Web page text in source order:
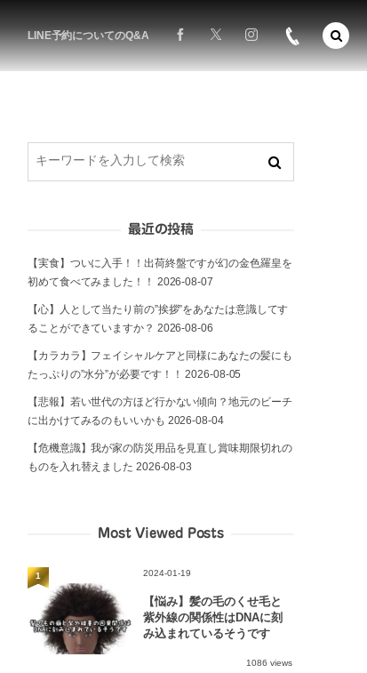
LINE予約についてのQ&A
最近の投稿
【実食】ついに入手！！出荷終盤ですが幻の金色羅皇を
初めて食べてみました！！ 2026-08-07
【心】人として当たり前の”挨拶”をあなたは意識してす
ることができていますか？ 2026-08-06
【カラカラ】フェイシャルケアと同様にあなたの髪にも
たっぷりの”水分”が必要です！！ 2026-08-05
【悲報】若い世代の方ほど行かない傾向？地元のビーチ
に出かけてみるのもいいかも 2026-08-04
【危機意識】我が家の防災用品を見直し賞味期限切れの
ものを入れ替えました 2026-08-03
Most Viewed Posts
2024-01-19
【悩み】髪の毛のくせ毛と
紫外線の関係性はDNAに刻
み込まれているそうです
1086 views
1